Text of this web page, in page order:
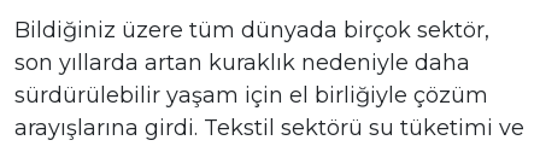
Bildiğiniz üzere tüm dünyada birçok sektör,
son yıllarda artan kuraklık nedeniyle daha
sürdürülebilir yaşam için el birliğiyle çözüm
arayışlarına girdi. Tekstil sektörü su tüketimi ve